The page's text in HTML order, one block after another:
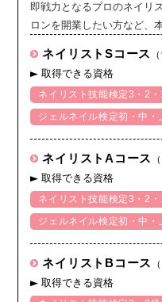
即戦力となるプロのネイリ
ロンを開業したい方など、
ネイリストSコース
▶ 取得できる資格
ネイリスト技能検定3・2・
ジェルネイル検定初・中・
ネイリストAコース
▶ 取得できる資格
ネイリスト技能検定3・2・
ジェルネイル検定初・中・
ネイリストBコース
▶ 取得できる資格